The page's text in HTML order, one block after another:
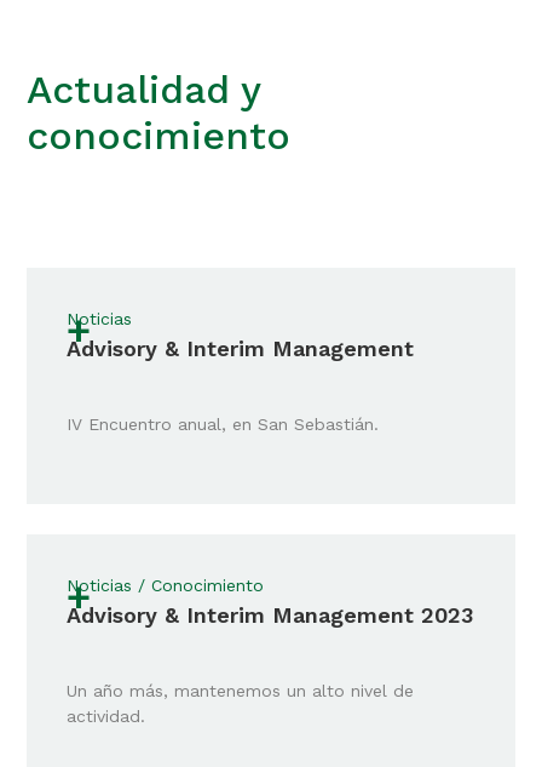
Actualidad y
conocimiento
Noticias
Advisory & Interim Management
IV Encuentro anual, en San Sebastián.
+
Noticias / Conocimiento
Advisory & Interim Management 2023
Un año más, mantenemos un alto nivel de
actividad.
+